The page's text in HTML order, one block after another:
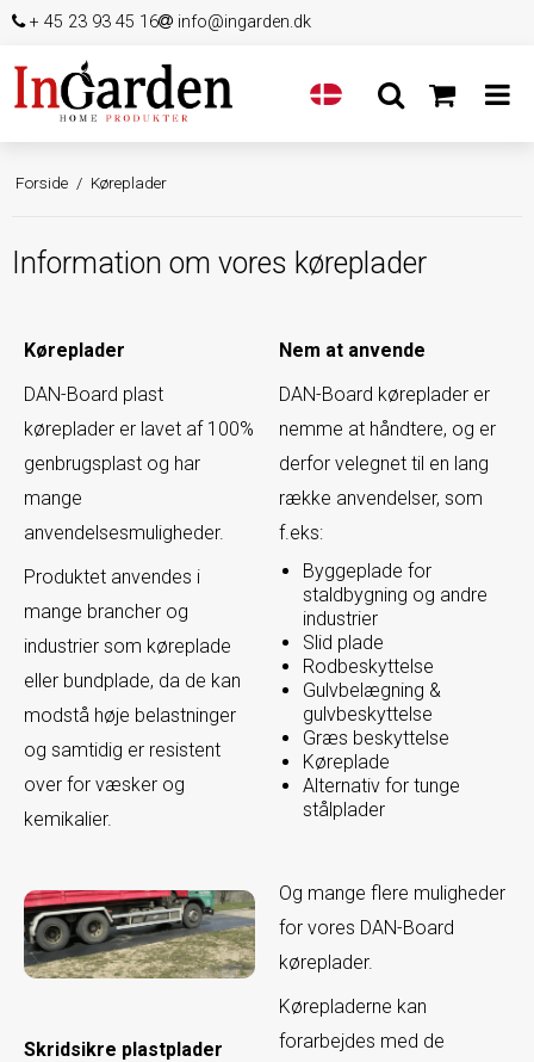
+ 45 23 93 45 16 info@ingarden.dk
Forside / Køreplader
Information om vores køreplader
Køreplader
DAN-Board plast
køreplader er lavet af 100%
genbrugsplast og har
mange
anvendelsesmuligheder.
Produktet anvendes i
mange brancher og
industrier som køreplade
eller bundplade, da de kan
modstå høje belastninger
og samtidig er resistent
over for væsker og
kemikalier.
Skridsikre plastplader
Nem at anvende
DAN-Board køreplader er
nemme at håndtere, og er
derfor velegnet til en lang
række anvendelser, som
f.eks:
Byggeplade for
staldbygning og andre
industrier
Slid plade
Rodbeskyttelse
Gulvbelægning &
gulvbeskyttelse
Græs beskyttelse
Køreplade
Alternativ for tunge
stålplader
Og mange flere muligheder
for vores DAN-Board
køreplader.​
Kørepladerne kan
forarbejdes med de